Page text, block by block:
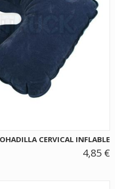
CERVICAL INFLABLE
4,85 €